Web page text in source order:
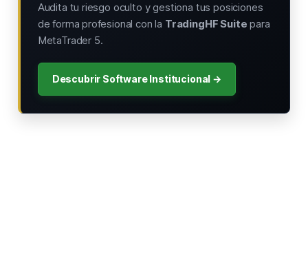
Audita tu riesgo oculto y gestiona tus posiciones
de forma profesional con la TradingHF Suite para
MetaTrader 5.
Descubrir Software Institucional →